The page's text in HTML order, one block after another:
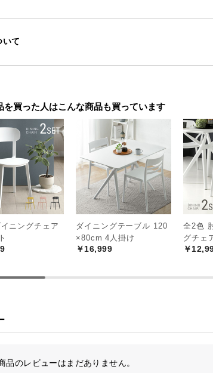
しい座り心地のチェア
れには緩やかなカーブを施しました。背中にフ
えてくれます。
いて
を買った人はこんな商品も買っています
ニングチェア
ダイニングテーブル 120
×80cm 4人掛け
￥16,999
全2色
グチェ
￥
品のレビューはまだありません。